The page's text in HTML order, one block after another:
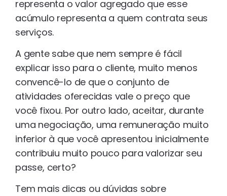
representa o valor agregado que esse
acúmulo representa a quem contrata seus
serviços.
A gente sabe que nem sempre é fácil
explicar isso para o cliente, muito menos
convencê-lo de que o conjunto de
atividades oferecidas vale o preço que
você fixou. Por outro lado, aceitar, durante
uma negociação, uma remuneração muito
inferior à que você apresentou inicialmente
contribuiu muito pouco para valorizar seu
passe, certo?
Tem mais dicas ou dúvidas sobre